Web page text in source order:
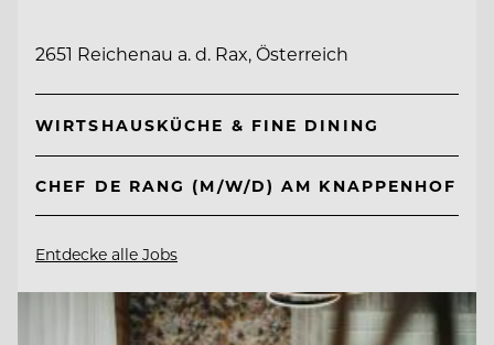
2651 Reichenau a. d. Rax, Österreich
WIRTSHAUSKÜCHE & FINE DINING
CHEF DE RANG (M/W/D) AM KNAPPENHOF
Entdecke alle Jobs